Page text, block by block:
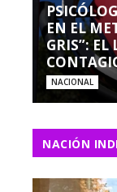
EN EL
GRIS”: EL
NACIONAL
NACIÓN